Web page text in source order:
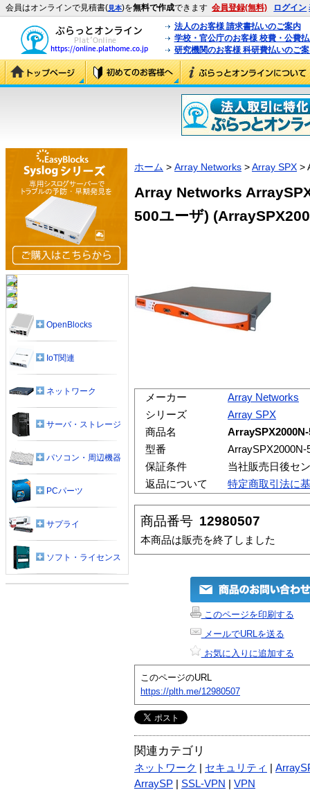
会員はオンラインで見積書(見本)を無料で作成できます 会員登録(無料) ログイン
法人のお客様 請求書払いのご案内
学校・官公庁のお客様 校費・公費
研究機関のお客様 科研費払いのご
ホーム > Array Networks >Array SPX >
Array Networks
500ユーザ)
メーカー
Array Networks
シリーズ
Array SPX
商品名
型番
ArraySPX2000N-
保証条件
当社販売日後セ
返品について
特定商取引法に
商品番号 12980507
本商品は販売を終了しました
このページを印刷する
メールでURLを送る
お気に入りに追加する
このページのURL
https://plth.me/12980507
関連カテゴリ
ネットワーク セキュリティ
ArraySP
SSL-VPN VPN
OpenBlocks
IoT関連
ネットワーク
サーバ・ストレージ
パソコン・周辺機器
PCパーツ
サプライ
ソフト・ライセンス